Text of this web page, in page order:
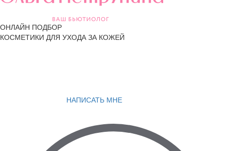
ОНЛАЙН ПОДБОР
КОСМЕТИКИ ДЛЯ УХОДА ЗА КОЖЕЙ
НАПИСАТЬ МНЕ